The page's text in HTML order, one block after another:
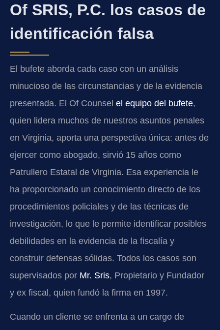
Of SRIS, P.C. los casos de
identificación falsa
El bufete aborda cada caso con un análisis
minucioso de las circunstancias y de la evidencia
presentada. El Of Counsel el equipo del bufete,
quien lidera muchos de nuestros asuntos penales
en Virginia, aporta una perspectiva única: antes de
ejercer como abogado, sirvió 15 años como
Patrullero Estatal de Virginia. Esa experiencia le
ha proporcionado un conocimiento directo de los
procedimientos policiales y de las técnicas de
investigación, lo que le permite identificar posibles
debilidades en la evidencia de la fiscalía y
construir defensas sólidas. Todos los casos son
supervisados por Mr. Sris, Propietario y Fundador
y ex fiscal, quien fundó la firma en 1997.
Cuando un cliente se enfrenta a un cargo de